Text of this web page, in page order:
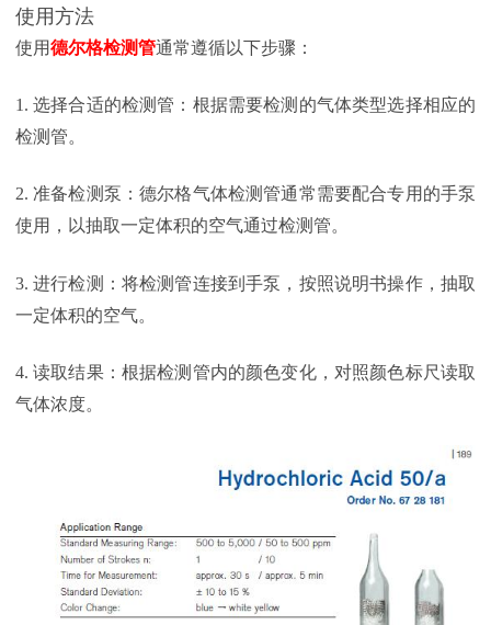
使用方法
使用德尔格检测管通常遵循以下步骤：
1. 选择合适的检测管：根据需要检测的气体类型选择相应的
检测管。
2. 准备检测泵：德尔格气体检测管通常需要配合专用的手泵
使用，以抽取一定体积的空气通过检测管。
3. 进行检测：将检测管连接到手泵，按照说明书操作，抽取
一定体积的空气。
4. 读取结果：根据检测管内的颜色变化，对照颜色标尺读取
气体浓度。